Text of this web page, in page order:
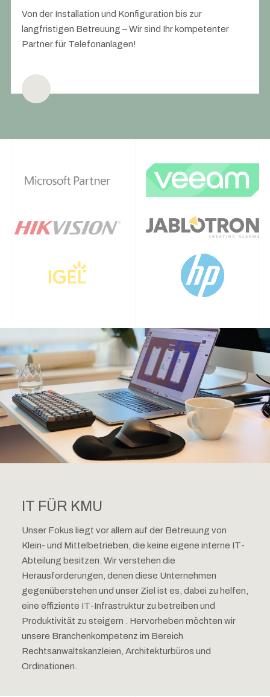
Von der Installation und Konfiguration bis zur
langfristigen Betreuung – Wir sind Ihr kompetenter
Partner für Telefonanlagen!
IT FÜR KMU
Unser Fokus liegt vor allem auf der Betreuung von
Klein- und Mittelbetrieben, die keine eigene interne IT-
Abteilung besitzen. Wir verstehen die
Herausforderungen, denen diese Unternehmen
gegenüberstehen und unser Ziel ist es, dabei zu helfen,
eine effiziente IT-Infrastruktur zu betreiben und
Produktivität zu steigern . Hervorheben möchten wir
unsere Branchenkompetenz im Bereich
Rechtsanwaltskanzleien, Architekturbüros und
Ordinationen.